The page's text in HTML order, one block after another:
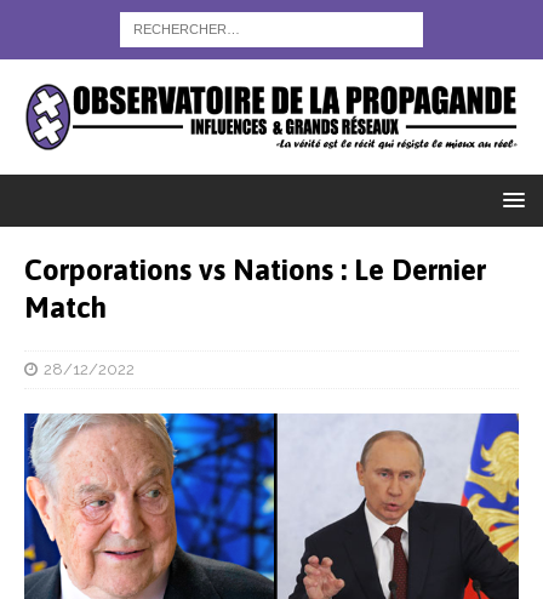
Corporations vs Nations : Le Dernier
Match
28/12/2022